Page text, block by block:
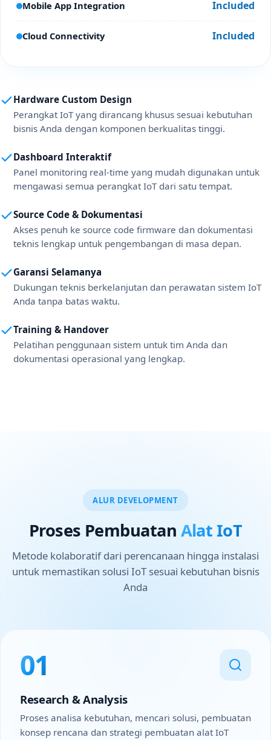
Mobile App Integration Included
Cloud Connectivity Included
Hardware Custom Design
Perangkat IoT yang dirancang khusus sesuai kebutuhan
bisnis Anda dengan komponen berkualitas tinggi.
Dashboard Interaktif
Panel monitoring real-time yang mudah digunakan untuk
mengawasi semua perangkat IoT dari satu tempat.
Source Code & Dokumentasi
Akses penuh ke source code firmware dan dokumentasi
teknis lengkap untuk pengembangan di masa depan.
Garansi Selamanya
Dukungan teknis berkelanjutan dan perawatan sistem IoT
Anda tanpa batas waktu.
Training & Handover
Pelatihan penggunaan sistem untuk tim Anda dan
dokumentasi operasional yang lengkap.
ALUR DEVELOPMENT
Proses Pembuatan Alat IoT
Metode kolaboratif dari perencanaan hingga instalasi
untuk memastikan solusi IoT sesuai kebutuhan bisnis
Anda
01
Research & Analysis
Proses analisa kebutuhan, mencari solusi, pembuatan
konsep rencana dan strategi pembuatan alat IoT